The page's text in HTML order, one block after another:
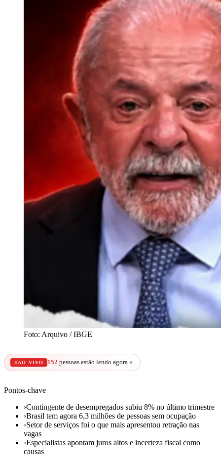
Foto: Arquivo / IBGE
AO VIVO 152 pessoas estão lendo agora 🔥
Pontos-chave
›Contingente de desempregados subiu 8% no último trimestre
›Brasil tem agora 6,3 milhões de pessoas sem ocupação
›Setor de serviços foi o que mais apresentou retração nas
vagas
›Especialistas apontam juros altos e incerteza fiscal como
causas